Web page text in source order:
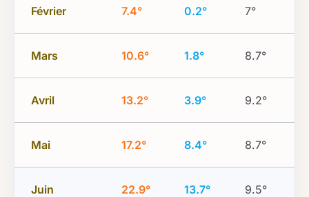
Février 7.4° 0.2° 7°
Mars 10.6° 1.8° 8.7°
Avril 13.2° 3.9° 9.2°
Mai 17.2° 8.4° 8.7°
Juin 22.9° 13.7° 9.5°